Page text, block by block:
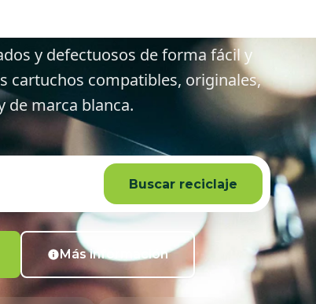
y defectuosos de forma fácil y
cartuchos compatibles, originales,
de marca blanca.
Buscar reciclaje
Más información